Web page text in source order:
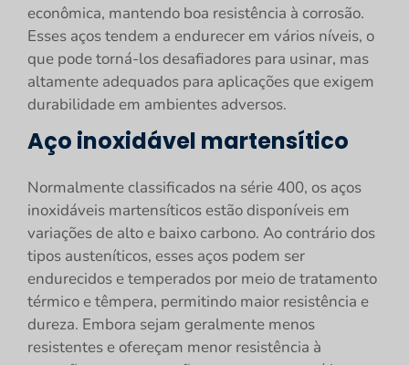
econômica, mantendo boa resistência à corrosão.
Esses aços tendem a endurecer em vários níveis, o
que pode torná-los desafiadores para usinar, mas
altamente adequados para aplicações que exigem
durabilidade em ambientes adversos.
Aço inoxidável martensítico
Normalmente classificados na série 400, os aços
inoxidáveis martensíticos estão disponíveis em
variações de alto e baixo carbono. Ao contrário dos
tipos austeníticos, esses aços podem ser
endurecidos e temperados por meio de tratamento
térmico e têmpera, permitindo maior resistência e
dureza. Embora sejam geralmente menos
resistentes e ofereçam menor resistência à